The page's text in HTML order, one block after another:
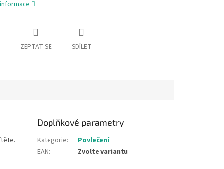
ZEPTAT SE SDÍLET
Doplňkové parametry
Kategorie:
Povlečení
EAN: Zvolte variantu